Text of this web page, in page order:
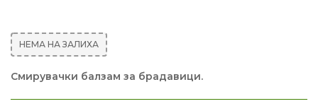
НЕМА НА ЗАЛИХА
Смирувачки балзам за брадавици.